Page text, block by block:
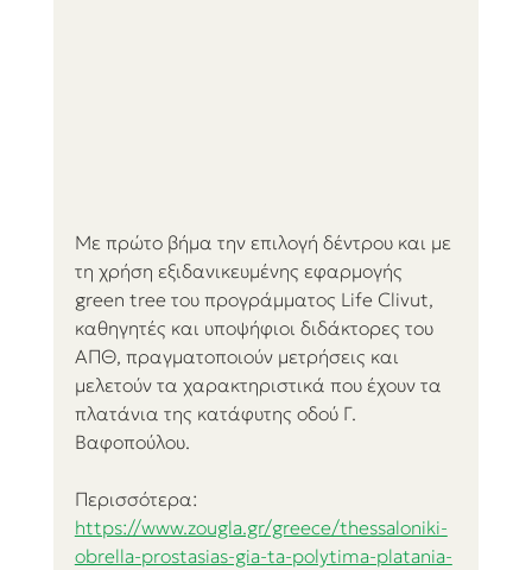
Με πρώτο βήμα την επιλογή δέντρου και με
τη χρήση εξιδανικευμένης εφαρμογής
green tree του προγράμματος Life Clivut,
καθηγητές και υποψήφιοι διδάκτορες του
ΑΠΘ, πραγματοποιούν μετρήσεις και
μελετούν τα χαρακτηριστικά που έχουν τα
πλατάνια της κατάφυτης οδού Γ.
Βαφοπούλου.
Περισσότερα:
https://www.zougla.gr/greece/thessaloniki-
obrella-prostasias-gia-ta-polytima-platania-